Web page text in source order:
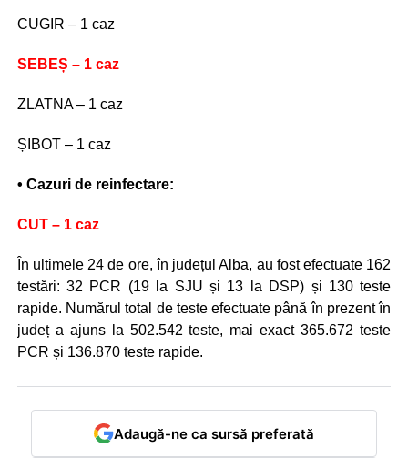
CUGIR – 1 caz
SEBEȘ – 1 caz
ZLATNA – 1 caz
ȘIBOT – 1 caz
• Cazuri de reinfectare:
CUT – 1 caz
În ultimele 24 de ore, în județul Alba, au fost efectuate 162
testări: 32 PCR (19 la SJU și 13 la DSP) și 130 teste
rapide. Numărul total de teste efectuate până în prezent în
județ a ajuns la 502.542 teste, mai exact 365.672 teste
PCR și 136.870 teste rapide.
Adaugă-ne ca sursă preferată